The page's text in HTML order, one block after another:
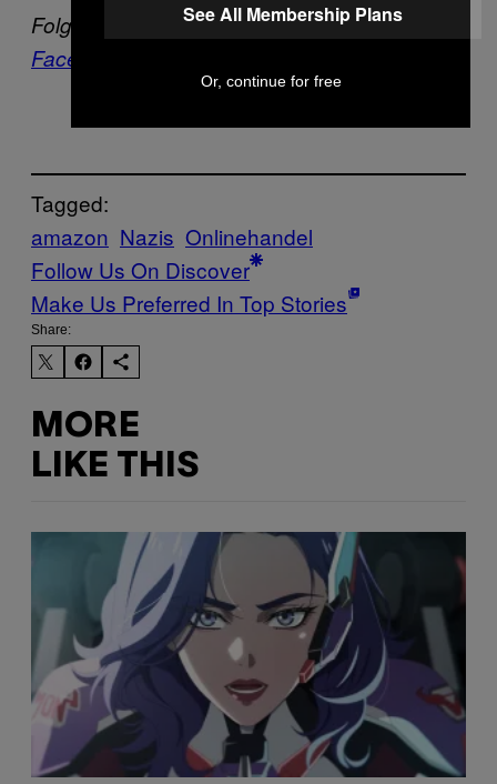
Folge Yannah aufTwitterund VICE auf
Facebook
Tagged:
amazon Nazis Onlinehandel
Follow Us On Discover
Make Us Preferred In Top Stories
Share:
MORE
LIKE THIS
See All Membership Plans
Or, continue for free